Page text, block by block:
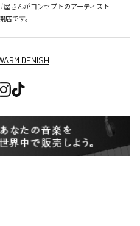
さんがコンセプトのアーティスト
店です。
DENISH